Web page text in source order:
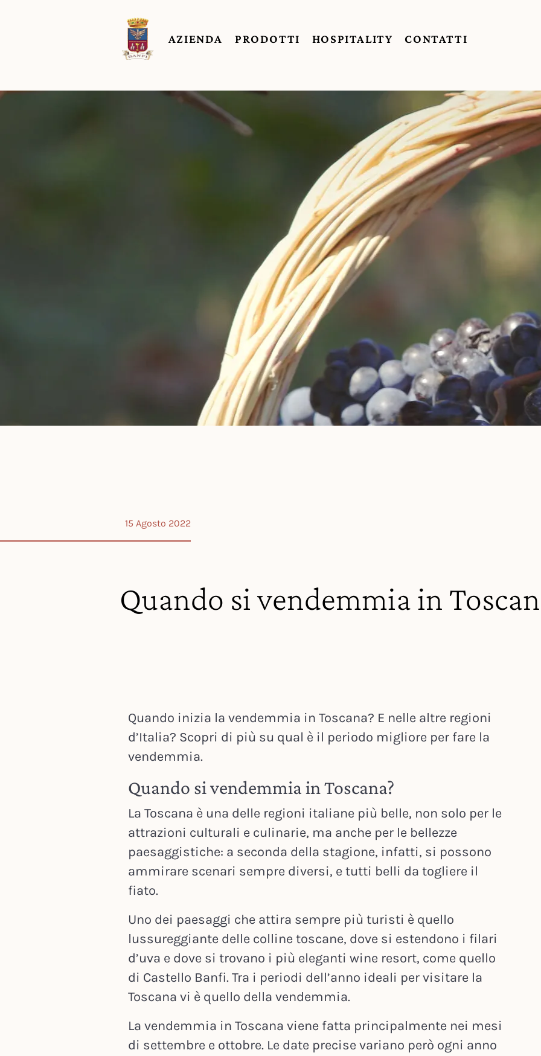
AZIENDA PRODOTTI HOSPITALITY CONTATTI
15 Agosto 2022
Quando si vendemmia in
Quando inizia la vendemmia in Toscana? E nelle altre regioni
d’Italia? Scopri di più su qual è il periodo migliore per fare la
vendemmia.
Quando si vendemmia in Toscana?
La Toscana è una delle regioni italiane più belle, non solo per le
attrazioni culturali e culinarie, ma anche per le bellezze
paesaggistiche: a seconda della stagione, infatti, si possono
ammirare scenari sempre diversi, e tutti belli da togliere il
fiato.
Uno dei paesaggi che attira sempre più turisti è quello
lussureggiante delle colline toscane, dove si estendono i filari
d’uva e dove si trovano i più eleganti wine resort, come quello
di Castello Banfi. Tra i periodi dell’anno ideali per visitare la
Toscana vi è quello della vendemmia.
La vendemmia in Toscana viene fatta principalmente nei mesi
di settembre e ottobre. Le date precise variano però ogni anno